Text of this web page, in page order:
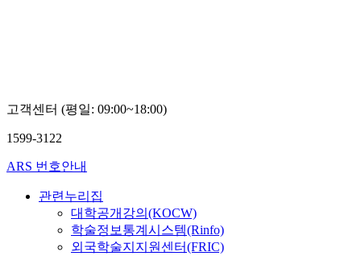
고객센터 (평일: 09:00~18:00)
1599-3122
ARS 번호안내
관련누리집
대학공개강의(KOCW)
학술정보통계시스템(Rinfo)
외국학술지지원센터(FRIC)